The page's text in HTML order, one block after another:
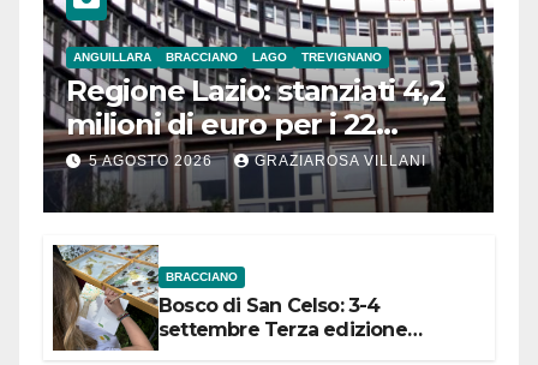
ANGUILLARA BRACCIANO LAGO TREVIGNANO
Regione Lazio: stanziati 4,2
milioni di euro per i 22
Comuni dell’Etruria
Meridionale
5 AGOSTO 2026 GRAZIAROSA VILLANI
BRACCIANO
Bosco di San Celso: 3-4
settembre Terza edizione